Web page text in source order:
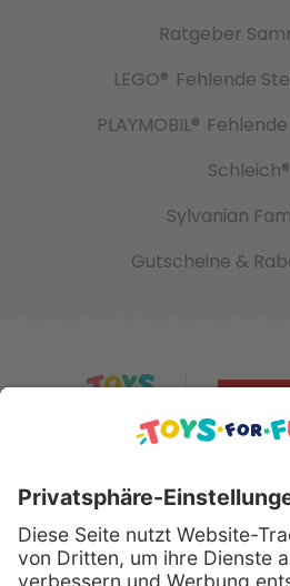
Ratgeber
LEGO® Fehlende
PLAYMOBIL®
Schleich®
Sylvanian
Gutscheine &
Sicher